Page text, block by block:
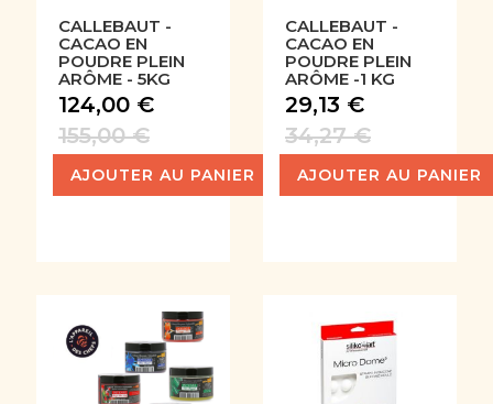
CALLEBAUT -
CACAO EN
POUDRE PLEIN
ARÔME - 5KG
124,00 €
155,00 €
AJOUTER AU PANIER
CALLEBAUT -
CACAO EN
POUDRE PLEIN
ARÔME -1 KG
29,13 €
34,27 €
AJOUTER AU PANIER